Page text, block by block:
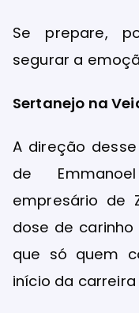
Se prepare,
segurar a
Sertanejo na
A direção
de
empresário de
dose de
que só quem
início da